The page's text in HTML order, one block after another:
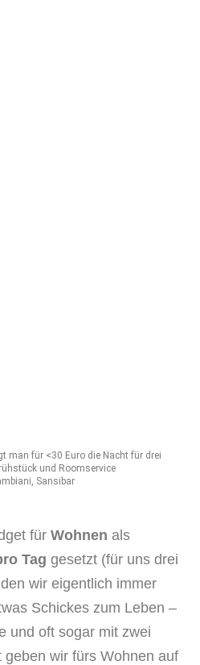
man für <30 Euro die Nacht für drei
und Roomservice
Sansibar
für Wohnen als
Tag gesetzt (für uns drei
wir eigentlich immer
Schickes zum Leben –
und oft sogar mit zwei
wir fürs Wohnen auf